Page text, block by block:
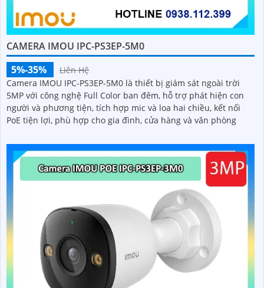
CAMERA IMOU IPC-PS3EP-5M0
5%-35%
Liên Hệ
Camera IMOU IPC-PS3EP-5M0 là thiết bị giám sát ngoài trời
5MP với công nghệ Full Color ban đêm, hỗ trợ phát hiện con
người và phương tiện, tích hợp mic và loa hai chiều, kết nối
PoE tiện lợi, phù hợp cho gia đình, cửa hàng và văn phòng